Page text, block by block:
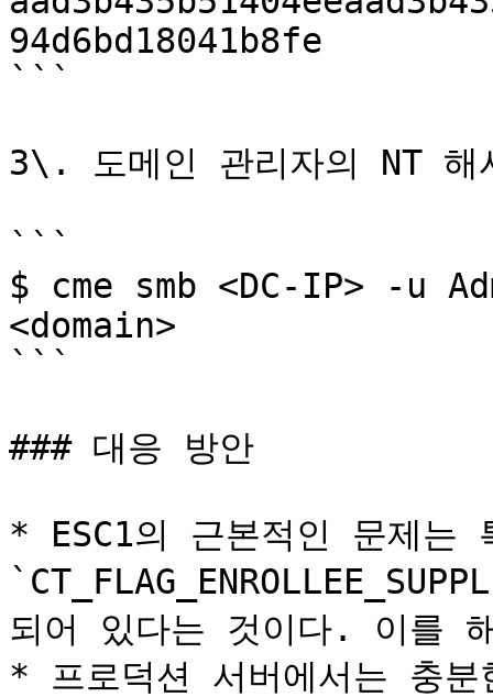
94d6bd18041b8fe
```
3\. 도메인 관리자의 NT 해
```
$ cme smb <DC-IP> -u
<domain>
```
### 대응 방안
* ESC1의 근본적인 문제는
되어 있다는 것이다. 이를
* 프로덕션 서버에서는 충